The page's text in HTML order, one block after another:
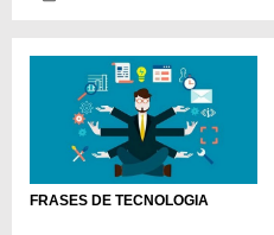
FRASES DE TECNOLOGIA